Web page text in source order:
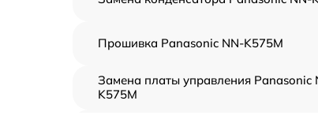
Прошивка Panasonic NN-K575M
Замена платы управления Panasonic
K575M